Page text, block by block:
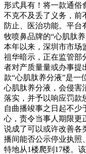
形式具有！将一款通俗
不克不及丢了义务，前
防止、医治功能。平台
牧喷鼻品牌的“心肌肽
本年以来，深圳市市场
祖华暗示，正在监管部
者对产质量量或办事提
款“心肌肽养分液”是一
心肌肽养分液，会侵害
落实，并予以响应罚款
自曲播竣事之日起不少
心，责令当事人期限更
说成了可以或许改善各
播间能否公示停业执照
特地从1楼爬到17楼。